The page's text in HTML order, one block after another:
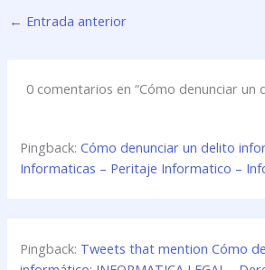
← Entrada anterior
0 comentarios en “Cómo denunciar un
Pingback:Cómo denunciar un delito
Informaticas – Peritaje Informatico –
Pingback: Tweets that mention Cómo